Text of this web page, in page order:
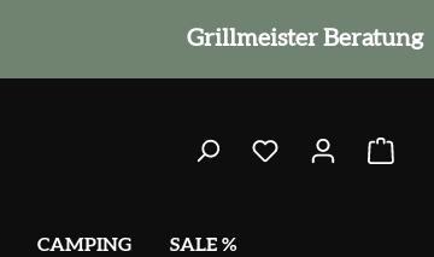
Grillmeister Beratung
CAMPING SALE %